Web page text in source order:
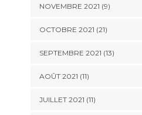
NOVEMBRE 2021 (9)
OCTOBRE 2021 (21)
SEPTEMBRE 2021 (13)
AOÛT 2021 (11)
JUILLET 2021 (11)